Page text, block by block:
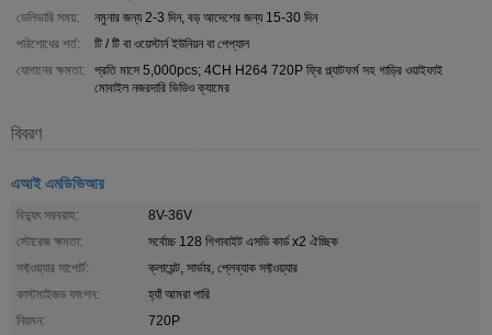
ডেলিভারি সময়:
নমুনার জন্য 2-3 দিন, বড় আদেশের জন্য 15-30 দিন
পরিশোধের শর্ত:
টি / টি বা ওয়েস্টার্ন ইউনিয়ন বা পেপ্যাল
যোগানের ক্ষমতা:
প্রতি মাসে 5,000pcs; 4CH H264 720P ফ্রি প্ল্যাটফর্ম সহ গাড়ির ওয়াইফাই
মোবাইল নজরদারি ভিডিও ক্যামের
বিবরণ
এআই এমডিভিআর
বিদ্যুৎ সরবরাহ:
8V-36V
স্টোরেজ ক্ষমতা:
সর্বোচ্চ 128 গিগাবাইট এসডি কার্ড x2 ঐচ্ছিক
সফ্টওয়্যার সাপোর্ট:
ক্লায়েন্ট, সার্ভার, প্লেব্যাক সফ্টওয়্যার
কাস্টমাইজড ফাংশন:
হ্যাঁ আমরা পারি
নিয়মন:
720P